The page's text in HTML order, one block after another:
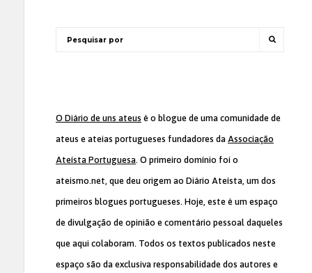
O Diário de uns ateus é o blogue de uma comunidade de
ateus e ateias portugueses fundadores da Associação
Ateísta Portuguesa. O primeiro domínio foi o
ateismo.net, que deu origem ao Diário Ateísta, um dos
primeiros blogues portugueses. Hoje, este é um espaço
de divulgação de opinião e comentário pessoal daqueles
que aqui colaboram. Todos os textos publicados neste
espaço são da exclusiva responsabilidade dos autores e